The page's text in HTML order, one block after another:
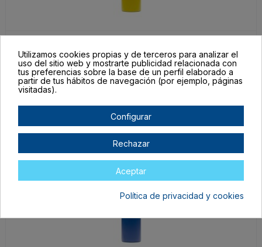
BI4144S103
Amarillo
TALLA ÚNICA ADULTO
En stock
Utilizamos cookies propias y de terceros para analizar el
uso del sitio web y mostrarte publicidad relacionada con
tus preferencias sobre la base de un perfil elaborado a
partir de tus hábitos de navegación (por ejemplo, páginas
visitadas).
Configurar
Rechazar
Aceptar
Política de privacidad y cookies